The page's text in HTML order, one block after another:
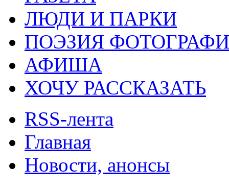
ЛЮДИ И ПАРКИ
ПОЭЗИЯ
АФИША
ХОЧУ РАССКАЗАТЬ
RSS-лента
Главная
Новости, анонсы